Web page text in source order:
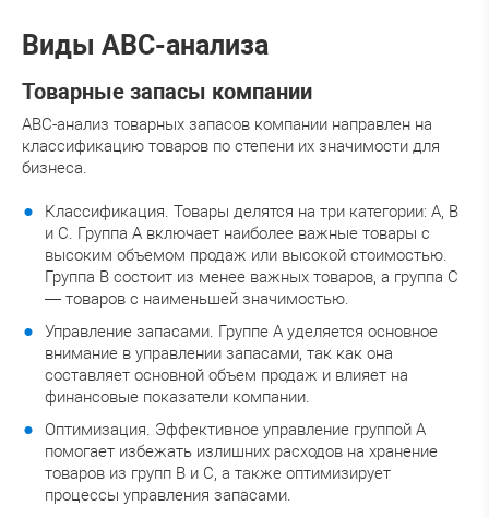
Виды ABC-анализа
Товарные запасы компании
ABC-анализ товарных запасов компании направлен на
классификацию товаров по степени их значимости для
бизнеса.
Классификация. Товары делятся на три категории: A, B
и C. Группа A включает наиболее важные товары с
высоким объемом продаж или высокой стоимостью.
Группа B состоит из менее важных товаров, а группа C
— товаров с наименьшей значимостью.
Управление запасами. Группе A уделяется основное
внимание в управлении запасами, так как она
составляет основной объем продаж и влияет на
финансовые показатели компании.
Оптимизация. Эффективное управление группой A
помогает избежать излишних расходов на хранение
товаров из групп B и C, а также оптимизирует
процессы управления запасами.